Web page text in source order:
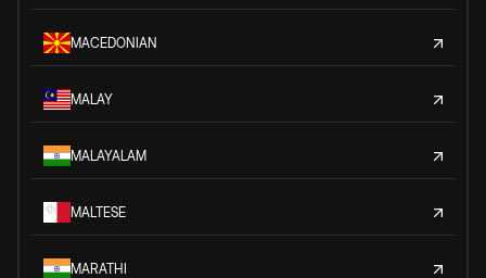
MACEDONIAN
MALAY
MALAYALAM
MALTESE
MARATHI